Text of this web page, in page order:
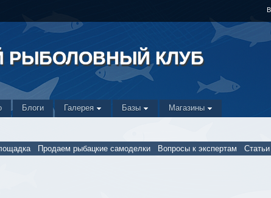
РЫБОЛОВНЫЙ КЛУБ
Блоги Галерея Базы Магазины
Продаем рыбацкие самоделки Вопросы к экспертам Статьи